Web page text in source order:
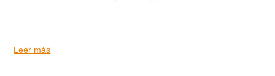
Leer más